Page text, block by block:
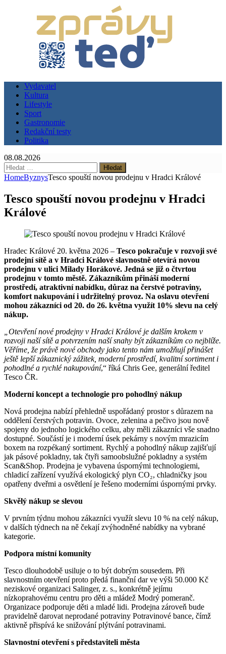
Vydavatel
Kultura
Lifestyle
Sport
Gastronomie
Redakční testy
Politika
08.08.2026
Vyhledávání
HomeByznysTesco spouští novou prodejnu v Hradci Králové
Tesco spouští novou prodejnu v Hradci
Králové
Hradec Králové 20. května 2026 – Tesco pokračuje v rozvoji své
prodejní sítě a v Hradci Králové slavnostně otevírá novou
prodejnu v ulici Milady Horákové. Jedná se již o čtvrtou
prodejnu v tomto městě. Zákazníkům přináší moderní
prostředí, atraktivní nabídku, důraz na čerstvé potraviny,
komfort nakupování i udržitelný provoz. Na oslavu otevření
mohou zákazníci od 20. do 26. května využít 10% slevu na celý
nákup.
„Otevření nové prodejny v Hradci Králové je dalším krokem v
rozvoji naší sítě a potvrzením naší snahy být zákazníkům co nejblíže.
Věříme, že právě nové obchody jako tento nám umožňují přinášet
ještě lepší zákaznický zážitek, moderní prostředí, kvalitní sortiment i
pohodlné a rychlé nakupování,“ říká Chris Gee, generální ředitel
Tesco ČR.
Moderní koncept a technologie pro pohodlný nákup
Nová prodejna nabízí přehledně uspořádaný prostor s důrazem na
oddělení čerstvých potravin. Ovoce, zelenina a pečivo jsou nově
spojeny do jednoho logického celku, aby měli zákazníci vše snadno
dostupné. Součástí je i moderní úsek pekárny s novým mrazicím
boxem na rozpékaný sortiment. Rychlý a pohodlný nákup zajišťují
jak pásové pokladny, tak čtyři samoobslužné pokladny a systém
Scan&Shop. Prodejna je vybavena úspornými technologiemi,
chladicí zařízení využívá ekologický plyn CO₂, chladničky jsou
opatřeny dveřmi a osvětlení je řešeno moderními úspornými prvky.
Skvělý nákup se slevou
V prvním týdnu mohou zákazníci využít slevu 10 % na celý nákup,
v dalších týdnech na ně čekají zvýhodněné nabídky na vybrané
kategorie.
Podpora místní komunity
Tesco dlouhodobě usiluje o to být dobrým sousedem. Při
slavnostním otevření proto předá finanční dar ve výši 50.000 Kč
neziskové organizaci Salinger, z. s., konkrétně jejímu
nízkoprahovému centru pro děti a mládež Modrý pomeranč.
Organizace podporuje děti a mladé lidi. Prodejna zároveň bude
pravidelně darovat neprodané potraviny Potravinové bance, čímž
aktivně přispívá ke snižování plýtvání potravinami.
Slavnostní otevření s představiteli města